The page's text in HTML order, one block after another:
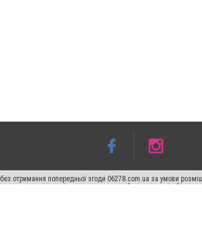
отримання попередньої згоди 06278.com.ua за умови
на цитовані статті не нижче другого абзацу в тексті або в